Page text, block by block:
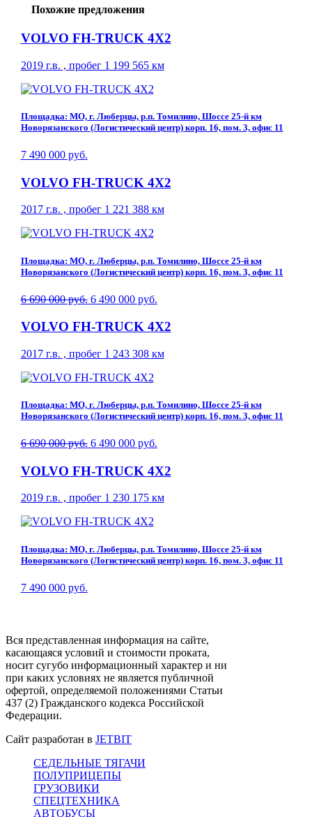
Похожие предложения
VOLVO FH-TRUCK 4X2
2019 г.в. , пробег 1 199 565 км
Площадка: МО, г. Люберцы, р.п. Томилино, Шоссе 25-й км
Новорязанского (Логистический центр) корп. 16, пом. 3, офис 11
7 490 000 руб.
VOLVO FH-TRUCK 4X2
2017 г.в. , пробег 1 221 388 км
Площадка: МО, г. Люберцы, р.п. Томилино, Шоссе 25-й км
Новорязанского (Логистический центр) корп. 16, пом. 3, офис 11
6 690 000 руб. 6 490 000 руб.
VOLVO FH-TRUCK 4X2
2017 г.в. , пробег 1 243 308 км
Площадка: МО, г. Люберцы, р.п. Томилино, Шоссе 25-й км
Новорязанского (Логистический центр) корп. 16, пом. 3, офис 11
6 690 000 руб. 6 490 000 руб.
VOLVO FH-TRUCK 4X2
2019 г.в. , пробег 1 230 175 км
Площадка: МО, г. Люберцы, р.п. Томилино, Шоссе 25-й км
Новорязанского (Логистический центр) корп. 16, пом. 3, офис 11
7 490 000 руб.
Вся представленная информация на сайте,
касающаяся условий и стоимости проката,
носит сугубо информационный характер и ни
при каких условиях не является публичной
офертой, определяемой положениями Статьи
437 (2) Гражданского кодекса Российской
Федерации.
Сайт разработан в JETBIT
СЕДЕЛЬНЫЕ ТЯГАЧИ
ПОЛУПРИЦЕПЫ
ГРУЗОВИКИ
СПЕЦТЕХНИКА
АВТОБУСЫ